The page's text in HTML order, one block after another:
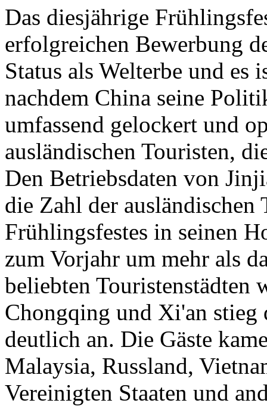
Das diesjährige
erfolgreichen Bewerbung
Status als Welterbe und es
nachdem China seine
umfassend gelockert und
ausländischen Touristen,
Den Betriebsdaten von
die Zahl der ausländischen
Frühlingsfestes in seinen
zum Vorjahr um mehr als
beliebten Touristenstädten
Chongqing und Xi'an stieg
deutlich an. Die Gäste
Malaysia, Russland,
Vereinigten Staaten und